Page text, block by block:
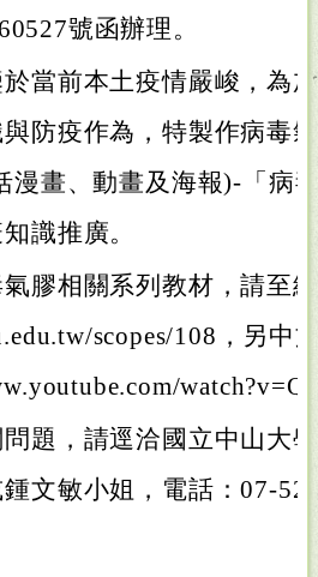
號函辦理。
當前本土疫情嚴峻，為
防疫作為，特製作病毒
漫畫、動畫及海報)-「病
識推廣。
膠相關系列教材，請至
scopes/108，另中
題，請逕洽國立中山大
文敏小姐，電話：07-